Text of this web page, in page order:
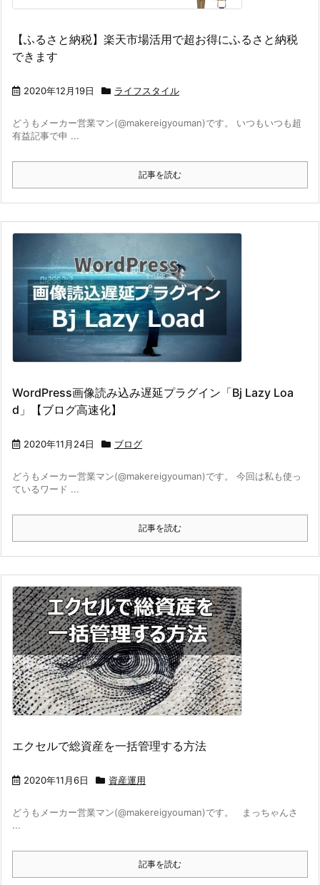
【ふるさと納税】楽天市場活用で超お得にふるさと納税
できます
2020年12月19日 ライフスタイル
どうもメーカー営業マン(@makereigyouman)です。 いつもいつも超
有益記事で申 ...
記事を読む
WordPress画像読み込み遅延プラグイン「Bj Lazy Loa
d」【ブログ高速化】
2020年11月24日 ブログ
どうもメーカー営業マン(@makereigyouman)です。 今回は私も使っ
ているワード ...
記事を読む
エクセルで総資産を一括管理する方法
2020年11月6日 資産運用
どうもメーカー営業マン(@makereigyouman)です。 まっちゃんさ
...
記事を読む